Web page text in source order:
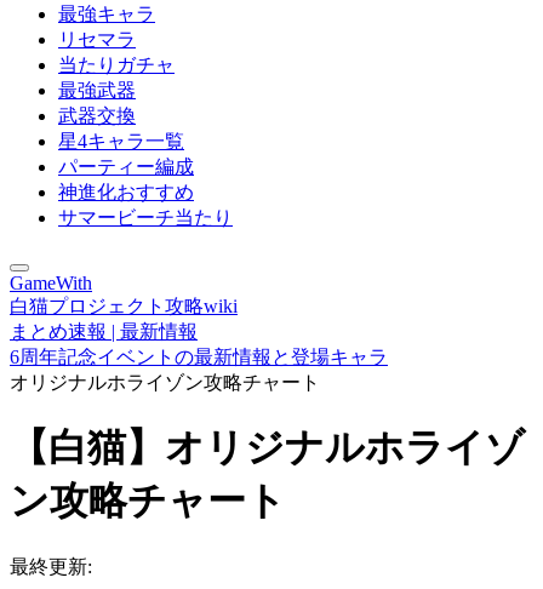
最強キャラ
リセマラ
当たりガチャ
最強武器
武器交換
星4キャラ一覧
パーティー編成
神進化おすすめ
サマービーチ当たり
GameWith
白猫プロジェクト攻略wiki
まとめ速報 | 最新情報
6周年記念イベントの最新情報と登場キャラ
オリジナルホライゾン攻略チャート
【白猫】オリジナルホライゾ
ン攻略チャート
最終更新: